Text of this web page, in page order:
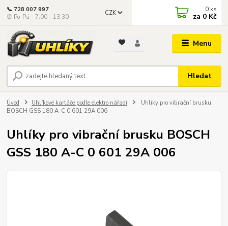
Menu
CZK
Hledat
📞 728 007 997
⏰ Po-Pá - 7:00 - 13:30
0 ks
za 0 Kč
Úvod Uhlíkové kartáče podle elektro nářadí
Uhlíky pro vibrační brusku
BOSCH GSS 180 A-C 0 601 29A 006
Uhlíky pro vibrační brusku BOSCH
GSS 180 A-C 0 601 29A 006